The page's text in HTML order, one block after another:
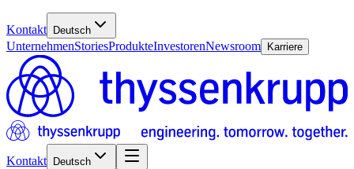
Kontakt Deutsch
UnternehmenStoriesProdukteInvestorenNewsroom Karriere
Kontakt Deutsch